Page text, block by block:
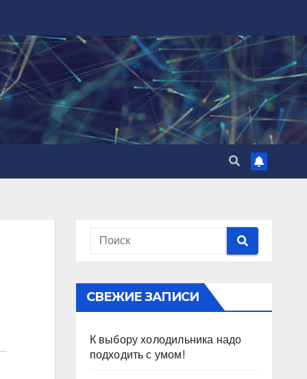
СВЕЖИЕ ЗАПИСИ
К выбору холодильника надо
подходить с умом!